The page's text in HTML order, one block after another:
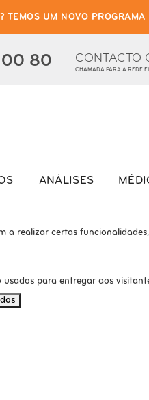
necessários, analíticos e
para as funções básicas
para entender como os
a realizar certas
usados para entregar aos
TEMOS UM NOVO PROGRAMA
00 80 CONTACTO
CHAMADA PARA A REDE
ANÁLISES